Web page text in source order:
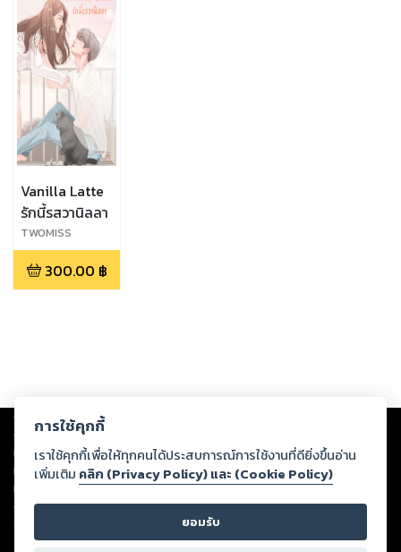
Vanilla Latte
รักนี้รสวานิลลา
TWOMISS
300.00 ฿
Copyright © 2026
ต่อผลงานหรือเนื้อหาใดที่อัปโหลดผ่านเว็บไซต์และปรากฏว่าละเมิดสิทธิใน
ทรัพย์สินทางปัญญาของบุคคลอื่นหรือขัดต่อกฎหมายและศีลธรรม ดังนั้น ผู้อ่าน
ทุกท่านโปรดใช้วิจารณญาณในการกลั่นกรองด้วยตนเอง และหากท่านพบว่าส่วน
หนึ่งส่วนใดขัดต่อกฎหมายและศีลธรรม กรุณาแจ้งมายังบริษัท เพื่อทีมงานจะได้
ดำเนินการในทันที ทั้งนี้ ทางสตอรี่ล็อกขอสงวนลิขสิทธิ์ตามพระราชบัญญัติ
ลิขสิทธิ์ พ.ศ. 2537 (ฉบับล่าสุด)
การใช้คุกกี้
เราใช้คุกกี้เพื่อให้ทุกคนได้ประสบการณ์การใช้งานที่ดียิ่งขึ้นอ่าน
เพิ่มเติม คลิก (Privacy Policy) และ (Cookie Policy)
ยอมรับ